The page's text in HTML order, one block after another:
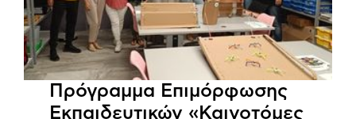
Πρόγραμμα Επιμόρφωσης
Εκπαιδευτικών «Καινοτόμες